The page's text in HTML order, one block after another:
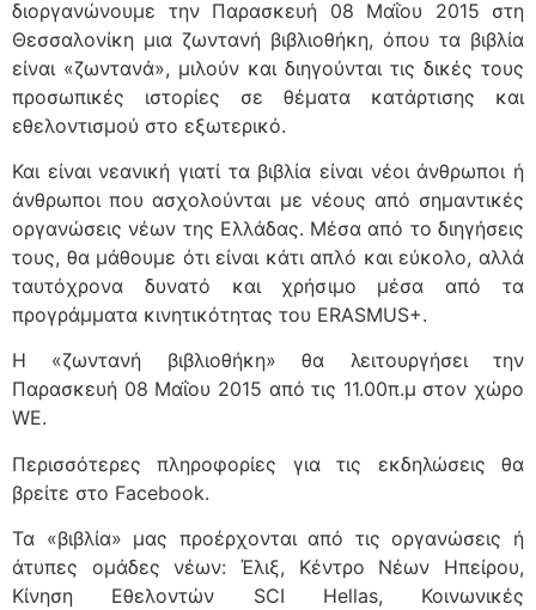
διοργανώνουμε την Παρασκευή 08 Μαΐου 2015 στη
Θεσσαλονίκη μια ζωντανή βιβλιοθήκη, όπου τα βιβλία
είναι «ζωντανά», μιλούν και διηγούνται τις δικές τους
προσωπικές ιστορίες σε θέματα κατάρτισης και
εθελοντισμού στο εξωτερικό.
Και είναι νεανική γιατί τα βιβλία είναι νέοι άνθρωποι ή
άνθρωποι που ασχολούνται με νέους από σημαντικές
οργανώσεις νέων της Ελλάδας. Μέσα από το διηγήσεις
τους, θα μάθουμε ότι είναι κάτι απλό και εύκολο, αλλά
ταυτόχρονα δυνατό και χρήσιμο μέσα από τα
προγράμματα κινητικότητας του ERASMUS+.
Η «ζωντανή βιβλιοθήκη» θα λειτουργήσει την
Παρασκευή 08 Μαΐου 2015 από τις 11.00π.μ στον χώρο
WE.
Περισσότερες πληροφορίες για τις εκδηλώσεις θα
βρείτε στο Facebook.
Τα «βιβλία» μας προέρχονται από τις οργανώσεις ή
άτυπες ομάδες νέων: Έλιξ, Κέντρο Νέων Ηπείρου,
Κίνηση Εθελοντών SCI Hellas, Κοινωνικές